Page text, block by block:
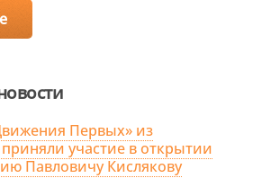
Первых» из
участие в открытии
Павловичу Кислякову